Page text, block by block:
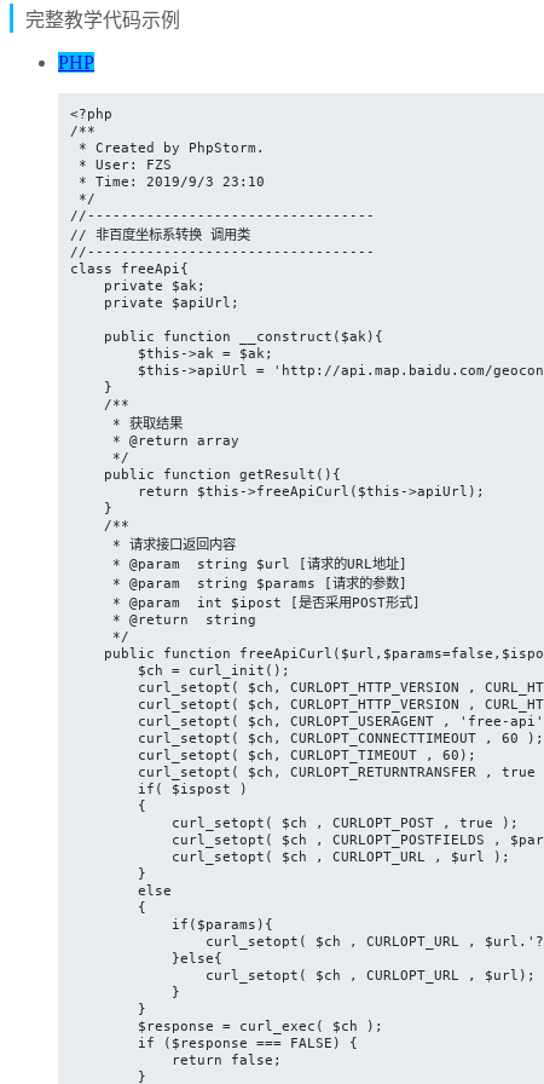
完整教学代码示例
PHP
<?php
/**
* Created by PhpStorm.
* User: FZS
* Time: 2019/9/3 23:10
*/
//----------------------------------
// 非百度坐标系转换 调用类
//----------------------------------
class freeApi{
    private $ak;
    private $apiUrl;
    public function __construct($ak){
        $this->ak = $ak;
$this->apiUrl = 'http://api.map.baidu.com/
    }
    /**
     * 获取结果
     * @return array
     */
    public function getResult(){
        return $this->freeApiCurl($this->apiUrl);
    }
    /**
     * 请求接口返回内容
     * @param  string $url [请求的URL地址]
     * @param  string $params [请求的参数]
     * @param  int $ipost [是否采用POST形式]
     * @return  string
     */
public function
        $ch = curl_init();
curl_setopt( $ch, CURLOPT_HTTP_VERSION ,
curl_setopt( $ch, CURLOPT_HTTP_VERSION ,
curl_setopt( $ch, CURLOPT_USERAGENT , 'free-api'
        curl_setopt( $ch, CURLOPT_CONNECTTIMEOUT , 60 );
        curl_setopt( $ch, CURLOPT_TIMEOUT , 60);
curl_setopt( $ch, CURLOPT_RETURNTRANSFER , true
        if( $ispost )
        {
            curl_setopt( $ch , CURLOPT_POST , true );
curl_setopt( $ch , CURLOPT_POSTFIELDS ,
            curl_setopt( $ch , CURLOPT_URL , $url );
        }
        else
        {
            if($params){
curl_setopt( $ch , CURLOPT_URL ,
            }else{
                curl_setopt( $ch , CURLOPT_URL , $url);
            }
        }
        $response = curl_exec( $ch );
        if ($response === FALSE) {
            return false;
        }